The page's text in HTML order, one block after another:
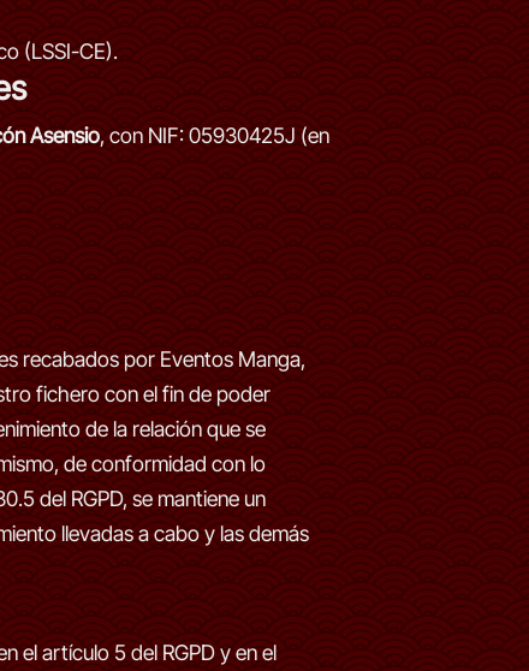
(LSSI-CE).
Asensio, con NIF: 05930425J (en
recabados por Eventos Manga,
fichero con el fin de poder
de la relación que se
de conformidad con lo
del RGPD, se mantiene un
llevadas a cabo y las demás
el artículo 5 del RGPD y en el